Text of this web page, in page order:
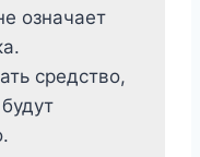
означает
средство,